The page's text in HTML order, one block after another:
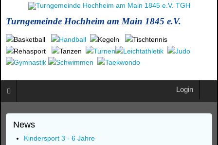
Turngemeinde Hochheim am Main 1845 e.V.
Login
News
Kindersport 3 - 6 Jahre